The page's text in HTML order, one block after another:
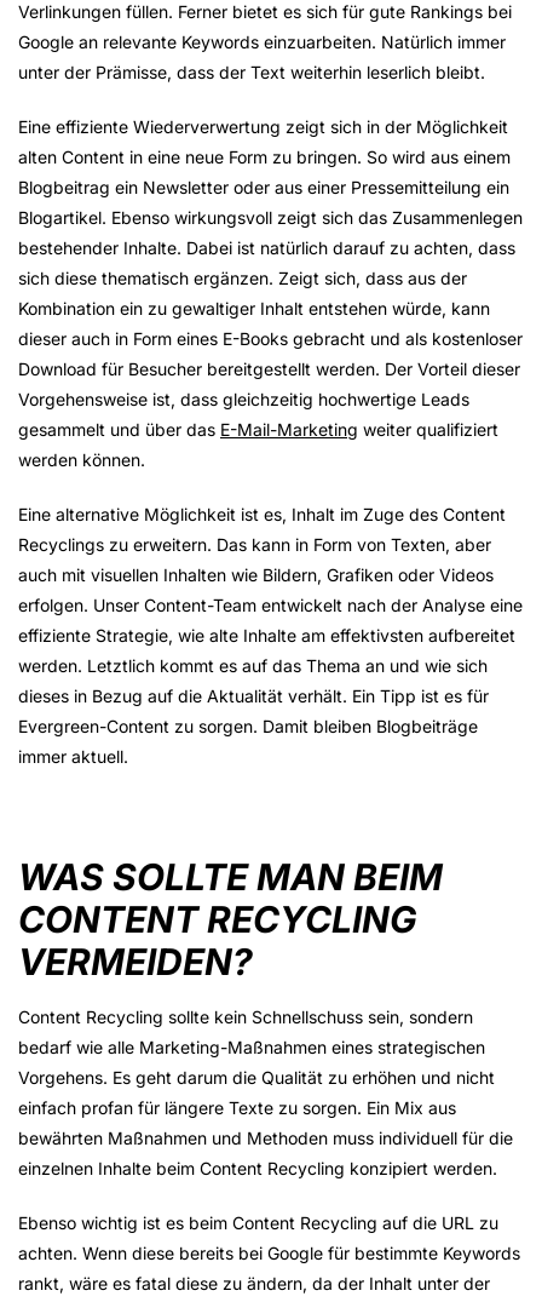
Verlinkungen füllen. Ferner bietet es sich für gute Rankings bei
Google an relevante Keywords einzuarbeiten. Natürlich immer
unter der Prämisse, dass der Text weiterhin leserlich bleibt.
Eine effiziente Wiederverwertung zeigt sich in der Möglichkeit
alten Content in eine neue Form zu bringen. So wird aus einem
Blogbeitrag ein Newsletter oder aus einer Pressemitteilung ein
Blogartikel. Ebenso wirkungsvoll zeigt sich das Zusammenlegen
bestehender Inhalte. Dabei ist natürlich darauf zu achten, dass
sich diese thematisch ergänzen. Zeigt sich, dass aus der
Kombination ein zu gewaltiger Inhalt entstehen würde, kann
dieser auch in Form eines E-Books gebracht und als kostenloser
Download für Besucher bereitgestellt werden. Der Vorteil dieser
Vorgehensweise ist, dass gleichzeitig hochwertige Leads
gesammelt und über das E-Mail-Marketing weiter qualifiziert
werden können.
Eine alternative Möglichkeit ist es, Inhalt im Zuge des Content
Recyclings zu erweitern. Das kann in Form von Texten, aber
auch mit visuellen Inhalten wie Bildern, Grafiken oder Videos
erfolgen. Unser Content-Team entwickelt nach der Analyse eine
effiziente Strategie, wie alte Inhalte am effektivsten aufbereitet
werden. Letztlich kommt es auf das Thema an und wie sich
dieses in Bezug auf die Aktualität verhält. Ein Tipp ist es für
Evergreen-Content zu sorgen. Damit bleiben Blogbeiträge
immer aktuell.
WAS SOLLTE MAN BEIM
CONTENT RECYCLING
VERMEIDEN?
Content Recycling sollte kein Schnellschuss sein, sondern
bedarf wie alle Marketing-Maßnahmen eines strategischen
Vorgehens. Es geht darum die Qualität zu erhöhen und nicht
einfach profan für längere Texte zu sorgen. Ein Mix aus
bewährten Maßnahmen und Methoden muss individuell für die
einzelnen Inhalte beim Content Recycling konzipiert werden.
Ebenso wichtig ist es beim Content Recycling auf die URL zu
achten. Wenn diese bereits bei Google für bestimmte Keywords
rankt, wäre es fatal diese zu ändern, da der Inhalt unter der